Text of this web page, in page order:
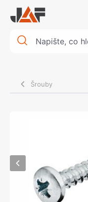
Šrouby